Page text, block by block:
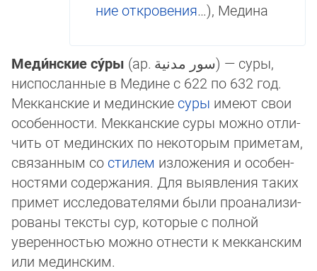
ние от­кровения…), Медина
Меди́нские су́ры (ар. سور مدنية‎) — суры,
ниспосланные в Медине с 622 по 632 год.
Мек­кан­ские и мединские суры имеют свои
особенности. Мек­кан­ские суры можно от­ли­
чить от мединских по некоторым приме­там,
свя­занным со стилем изложения и осо­бен­
нос­тя­ми содержания. Для вы­яв­ления таких
примет иссле­до­ва­те­лями были проана­ли­зи­
ро­ваны тек­сты сур, которые с полной
уверенностью можно отнести к меккан­ским
или ме­динским.